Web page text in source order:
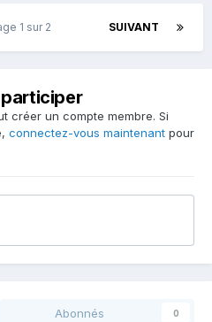
SUIVANT
1 sur 2
participer
créer un compte membre. Si
connectez-vous maintenant pour
Abonnés 0